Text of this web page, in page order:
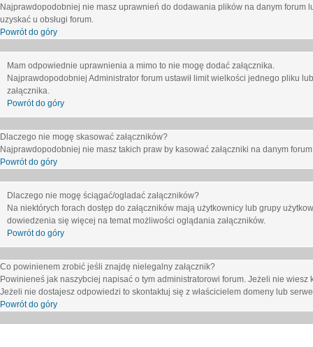
Najprawdopodobniej nie masz uprawnień do dodawania plików na danym forum
uzyskać u obsługi forum.
Powrót do góry
Mam odpowiednie uprawnienia a mimo to nie mogę dodać załącznika.
Najprawdopodobniej Administrator forum ustawił limit wielkości jednego pliku
załącznika.
Powrót do góry
Dlaczego nie mogę skasować załączników?
Najprawdopodobniej nie masz takich praw by kasować załączniki na danym
Powrót do góry
Dlaczego nie mogę ściągać/ogladać załączników?
Na niektórych forach dostęp do załączników mają użytkownicy lub grupy
dowiedzenia się więcej na temat możliwości oglądania załączników.
Powrót do góry
Co powinienem zrobić jeśli znajdę nielegalny załącznik?
Powinieneś jak naszybciej napisać o tym administratorowi forum. Jeżeli nie
Jeżeli nie dostajesz odpowiedzi to skontaktuj się z właścicielem domeny lub
Powrót do góry